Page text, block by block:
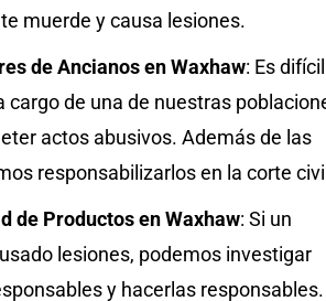
muerde y causa lesiones.
de Ancianos en Waxhaw: Es difícil
cargo de una de nuestras
actos abusivos. Además de las
responsabilizarlos en la corte
de Productos en Waxhaw: Si un
lesiones, podemos investigar
y hacerlas responsables.